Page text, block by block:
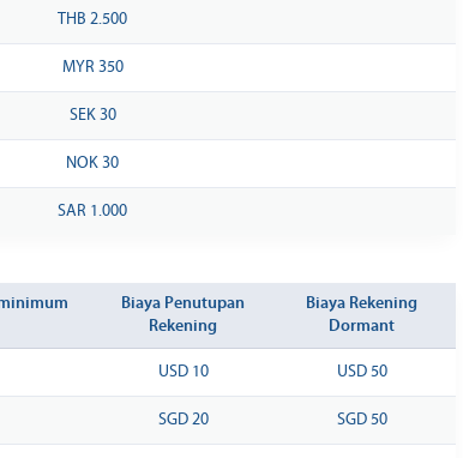
THB 2.500
MYR 350
SEK 30
NOK 30
SAR 1.000
Biaya Penutupan
Rekening
Biaya Rekening
Dormant
USD 10 USD 50
SGD 20 SGD 50